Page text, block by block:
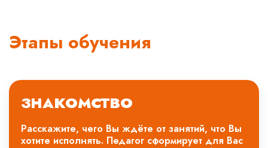
Этапы обучения
ЗНАКОМСТВО
Расскажите, чего Вы ждёте от занятий, что Вы
хотите исполнять. Педагог сформирует для Вас